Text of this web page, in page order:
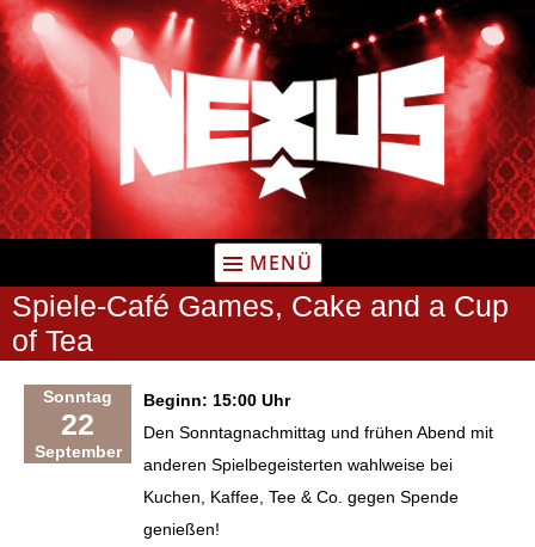
Zum
Inhalt
springen
MENÜ
Spiele-Café Games, Cake and a Cup
of Tea
Sonntag
22
September
Beginn: 15:00 Uhr
Den Sonntagnachmittag und frühen Abend mit
anderen Spielbegeisterten wahlweise bei
Kuchen, Kaffee, Tee & Co. gegen Spende
genießen!